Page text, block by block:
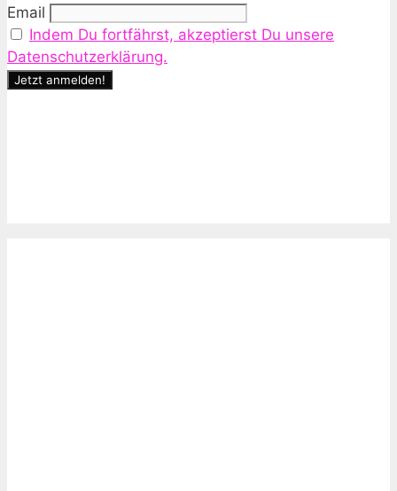
Email
Indem Du fortfährst, akzeptierst Du unsere
Datenschutzerklärung.